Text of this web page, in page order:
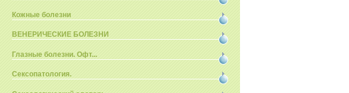
Кожные болезни
ВЕНЕРИЧЕСКИЕ БОЛЕЗНИ
Глазные болезни. Офт...
Сексопатология.